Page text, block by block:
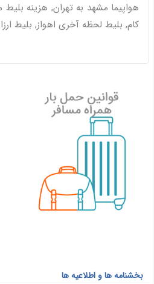
هواپیما مشهد به تهران, هزینه
کام, بلیط لحظه آخری اهواز, بلیط
بخشنامه ها و اطلاعیه ها